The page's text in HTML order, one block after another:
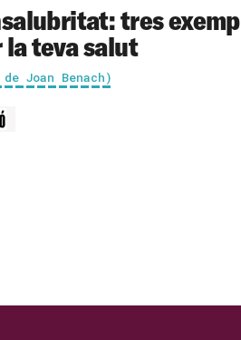
tres
teva salut
Joan Benach)